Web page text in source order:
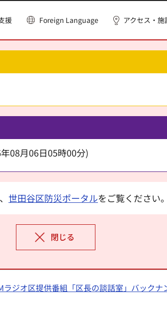
援 Foreign Language アクセス・施
08月06日05時00分)
世田谷区防災ポータルをご覧ください
閉じる
ラジオ区提供番組「区長の談話室」バックナ